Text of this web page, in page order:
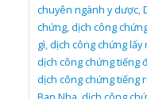
chuyên ngành y dược,
chứng,dịch công
gì,dịch công chứng lấy
dịch công chứng tiếng
dịch công chứng tiếng